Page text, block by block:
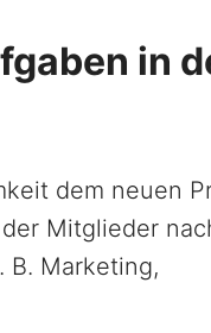
in
dem neuen
Mitglieder
B. Marketing,